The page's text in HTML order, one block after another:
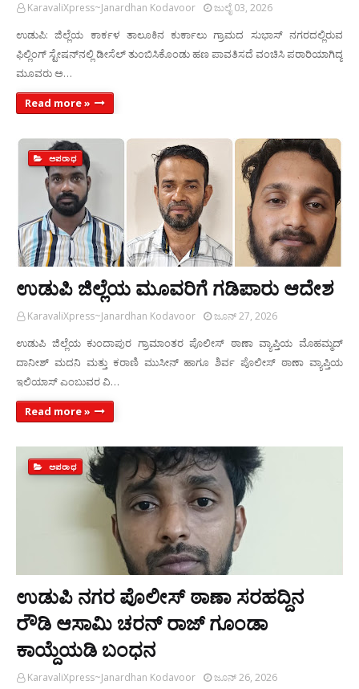
KaravaliXpress~Janardhan Kodavoor ಜುಲೈ 03, 2026
ಉಡುಪಿ: ಜಿಲ್ಲೆಯ ಕಾರ್ಕಳ ತಾಲೂಕಿನ ಕುರ್ಕಾಲು ಗ್ರಾಮದ ಸುಭಾಸ್‌ ನಗರದಲ್ಲಿರುವ
ಫಿಲ್ಲಿಂಗ್ ಸ್ಟೇಷನ್‌ನಲ್ಲಿ ಡೀಸೆಲ್ ತುಂಬಿಸಿಕೊಂಡು ಹಣ ಪಾವತಿಸದೆ ವಂಚಿಸಿ ಪರಾರಿಯಾಗಿದ್ದ
ಮೂವರು ಅ…
Read more »
ಅಪರಾಧ
ಉಡುಪಿ ಜಿಲ್ಲೆಯ ಮೂವರಿಗೆ ಗಡಿಪಾರು ಆದೇಶ
KaravaliXpress~Janardhan Kodavoor ಜೂನ್ 27, 2026
ಉಡುಪಿ ಜಿಲ್ಲೆಯ ಕುಂದಾಪುರ ಗ್ರಾಮಾಂತರ ಪೊಲೀಸ್‌ ಠಾಣಾ ವ್ಯಾಪ್ತಿಯ ಮೊಹಮ್ಮದ್
ದಾನೀಶ್ ಮದನಿ ಮತ್ತು ಕರಾಣಿ ಮುಸೀನ್‌ ಹಾಗೂ ಶಿರ್ವ ಪೊಲೀಸ್‌ ಠಾಣಾ ವ್ಯಾಪ್ತಿಯ
ಇಲಿಯಾಸ್‌ ಎಂಬುವರ ವಿ…
Read more »
ಅಪರಾಧ
ಉಡುಪಿ ನಗರ ಪೊಲೀಸ್ ಠಾಣಾ ಸರಹದ್ದಿನ
ರೌಡಿ ಆಸಾಮಿ ಚರನ್‌ ರಾಜ್‌ ಗೂಂಡಾ
ಕಾಯ್ದೆಯಡಿ ಬಂಧನ
KaravaliXpress~Janardhan Kodavoor ಜೂನ್ 26, 2026